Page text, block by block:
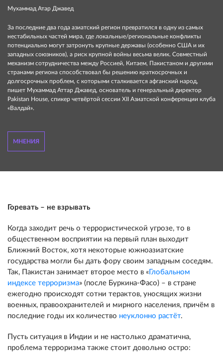
Мухаммад Атар Джавед
За последние два года азиатский регион превратился в одну из самых
нестабильных частей мира, где локальные/региональные конфликты
потенциально могут затронуть крупные державы (особенно США и их
западных союзников), а риск крупной войны весьма велик. Совместный
механизм сотрудничества между Россией, Китаем, Пакистаном и другими
странами региона способствовал бы решению краткосрочных и
долгосрочных проблем, с которыми сталкивается афганский народ,
пишет Мухаммад Аттар Джавед, основатель и генеральный директор
Pakistan House, спикер четвёртой сессии XII Азиатской конференции клуба
«Валдай».
МНЕНИЯ
Горевать – не взрывать
Когда заходит речь о террористической угрозе, то в
общественном восприятии на первый план выходит
Ближний Восток, хотя некоторые южноазиатские
государства могли бы дать фору своим западным соседям.
Так, Пакистан занимает второе место в « Глобальном
индексе терроризма» (после Буркина-Фасо) – в стране
ежегодно происходят сотни терактов, уносящих жизни
военных, правоохранителей и мирного населения, причём в
последние годы их количество неуклонно растёт.
Пусть ситуация в Индии и не настолько драматична,
проблема терроризма также стоит довольно остро: